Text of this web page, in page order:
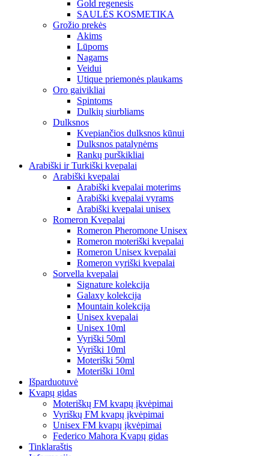
Gold regenesis
SAULĖS KOSMETIKA
Grožio prekės
Akims
Lūpoms
Nagams
Veidui
Utique priemonės plaukams
Oro gaivikliai
Spintoms
Dulkių siurbliams
Dulksnos
Kvepiančios dulksnos kūnui
Dulksnos patalynėms
Rankų purškikliai
Arabiški ir Turkiški kvepalai
Arabiški kvepalai
Arabiški kvepalai moterims
Arabiški kvepalai vyrams
Arabiški kvepalai unisex
Romeron Kvepalai
Romeron Pheromone Unisex
Romeron moteriški kvepalai
Romeron Unisex kvepalai
Romeron vyriški kvepalai
Sorvella kvepalai
Signature kolekcija
Galaxy kolekcija
Mountain kolekcija
Unisex kvepalai
Unisex 10ml
Vyriški 50ml
Vyriški 10ml
Moteriški 50ml
Moteriški 10ml
Išparduotuvė
Kvapų gidas
Moteriškų FM kvapų įkvėpimai
Vyriškų FM kvapų įkvėpimai
Unisex FM kvapų įkvėpimai
Federico Mahora Kvapų gidas
Tinklaraštis